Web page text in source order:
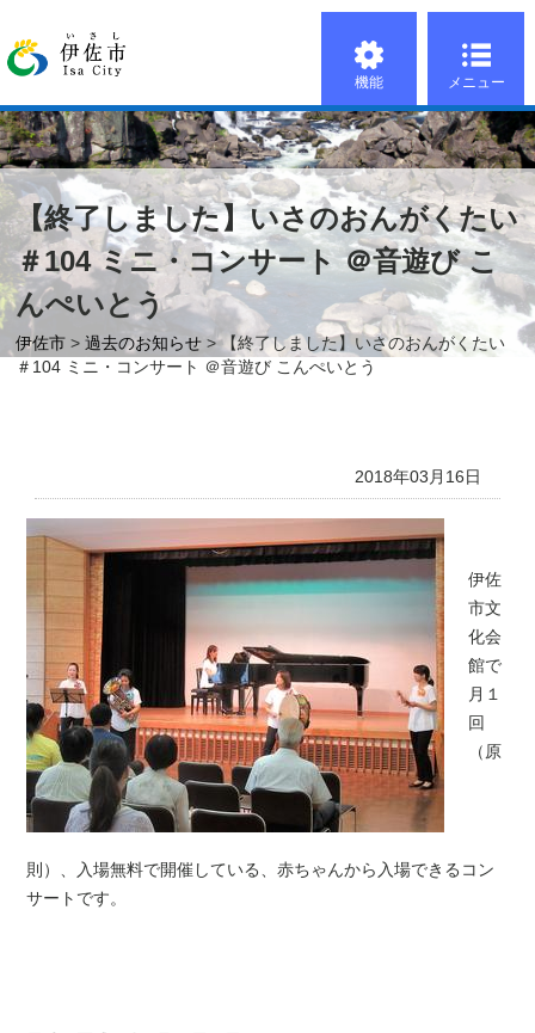
機能 メニュー
【終了しました】いさのおんがくたい
＃104 ミニ・コンサート ＠音遊び こ
んぺいとう
伊佐市 >過去のお知らせ > 【終了しました】いさのおんがくたい
＃104 ミニ・コンサート ＠音遊び こんぺいとう
2018年03月16日
伊佐
市文
化会
館で
月１
回
（原
則）、入場無料で開催している、赤ちゃんから入場できるコン
サートです。